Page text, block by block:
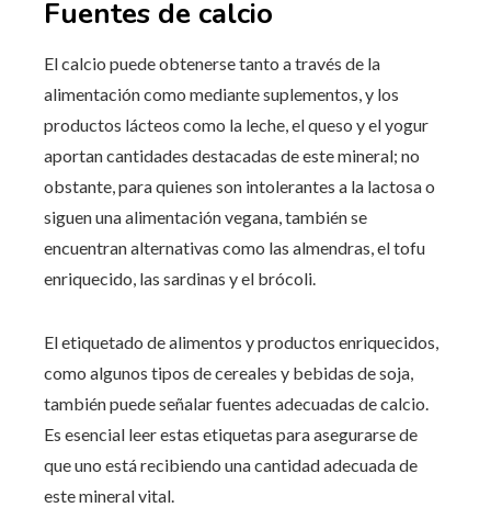
Fuentes de calcio
El calcio puede obtenerse tanto a través de la
alimentación como mediante suplementos, y los
productos lácteos como la leche, el queso y el yogur
aportan cantidades destacadas de este mineral; no
obstante, para quienes son intolerantes a la lactosa o
siguen una alimentación vegana, también se
encuentran alternativas como las almendras, el tofu
enriquecido, las sardinas y el brócoli.
El etiquetado de alimentos y productos enriquecidos,
como algunos tipos de cereales y bebidas de soja,
también puede señalar fuentes adecuadas de calcio.
Es esencial leer estas etiquetas para asegurarse de
que uno está recibiendo una cantidad adecuada de
este mineral vital.